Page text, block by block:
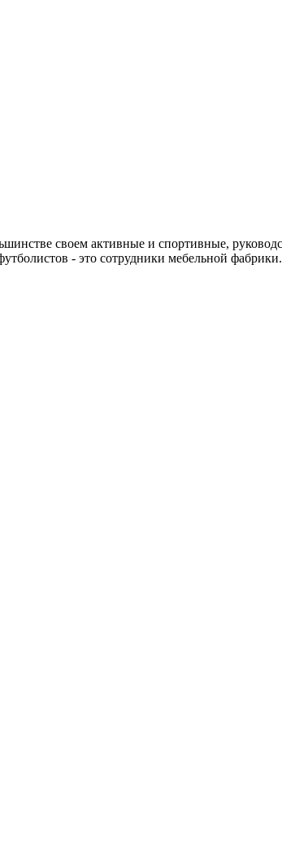
своем активные и спортивные,
- это сотрудники мебельной фабрики.